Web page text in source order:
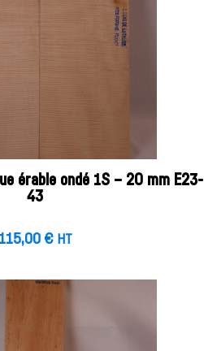
érable ondé 1S – 20 mm E23-
43
115,00 € HT